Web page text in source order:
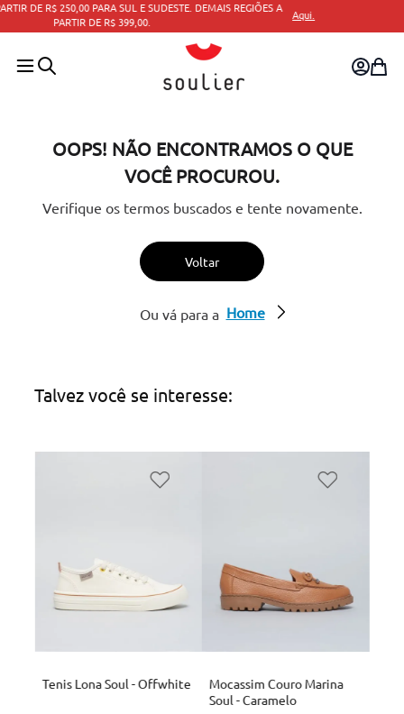
Aqui. PARCELAMENTO EM ATÉ 10X SEM JUROS.
OOPS! NÃO ENCONTRAMOS O QUE
VOCÊ PROCUROU.
Verifique os termos buscados e tente novamente.
Voltar
Ou vá para a Home
Talvez você se interesse:
Tenis Lona Soul - Offwhite
Mocassim Couro Marina
Soul - Caramelo